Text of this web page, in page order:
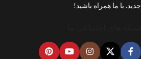
جدید. با ما همراه باشید!